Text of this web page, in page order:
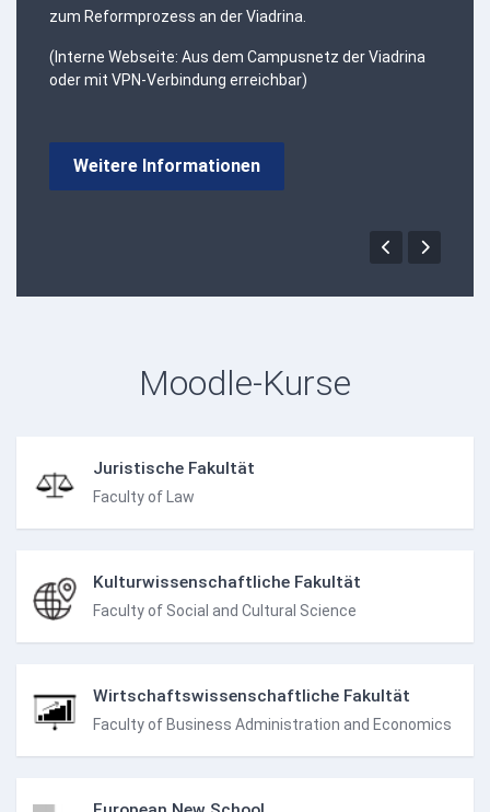
zum Reformprozess an der Viadrina.
(Interne Webseite: Aus dem Campusnetz der Viadrina
oder mit VPN-Verbindung erreichbar)
Weitere Informationen
Moodle-Kurse
Juristische Fakultät
Faculty of Law
Kulturwissenschaftliche Fakultät
Faculty of Social and Cultural Science
Wirtschaftswissenschaftliche Fakultät
Faculty of Business Administration and Economics